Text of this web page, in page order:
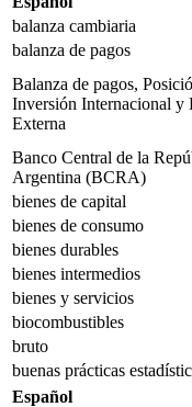
balanza cambiaria
balanza de pagos
Balanza de pagos,
Inversión Internacional y
Externa
Banco Central de la
Argentina (BCRA)
bienes de capital
bienes de consumo
bienes durables
bienes intermedios
bienes y servicios
biocombustibles
bruto
buenas prácticas
Español